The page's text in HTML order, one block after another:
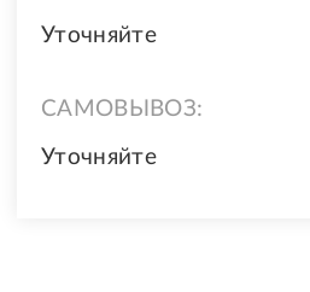
Уточняйте
САМОВЫВОЗ:
Уточняйте